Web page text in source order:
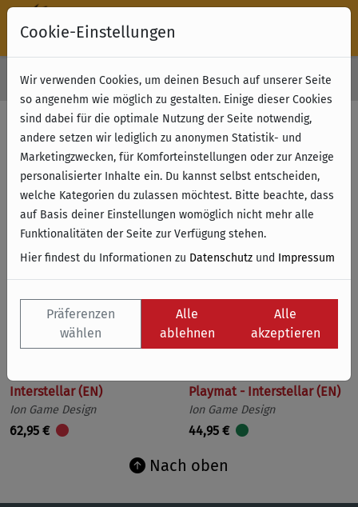
Kostenloser Versand & Retoure ab 49 € (innerhalb Deutschlands)
Filter anzeigen
Name
Interstellar (EN)
Ion Game Design
62,95 €
Playmat - Interstellar (EN)
Ion Game Design
44,95 €
Nach oben
Cookie-Einstellungen
Wir verwenden Cookies, um deinen Besuch auf unserer Seite
so angenehm wie möglich zu gestalten. Einige dieser Cookies
sind dabei für die optimale Nutzung der Seite notwendig,
andere setzen wir lediglich zu anonymen Statistik- und
Marketingzwecken, für Komforteinstellungen oder zur Anzeige
personalisierter Inhalte ein. Du kannst selbst entscheiden,
welche Kategorien du zulassen möchtest. Bitte beachte, dass
auf Basis deiner Einstellungen womöglich nicht mehr alle
Funktionalitäten der Seite zur Verfügung stehen.
Hier findest du Informationen zu Datenschutz und Impressum
Präferenzen
wählen
Alle
ablehnen
Alle
akzeptieren